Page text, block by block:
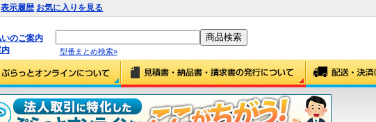
表示履歴 お気に入りを見る
のご案内
型番まとめ検索»